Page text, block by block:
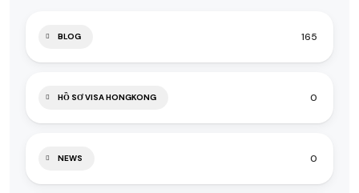
BLOG 165
HỒ SƠ VISA HONGKONG 0
NEWS 0